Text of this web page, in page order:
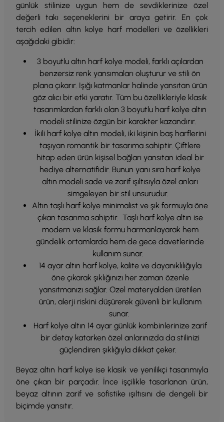
günlük stilinize uygun hem de sevdiklerinize özel
değerli takı seçeneklerini bir araya getirir. En çok
tercih edilen altın kolye harf modelleri ve özellikleri
aşağıdaki gibidir:
3 boyutlu altın harf kolye modeli, farklı açılardan
benzersiz renk yansımaları oluşturur ve stili ön
plana çıkarır. Işığı katmanlar halinde yansıtan ürün
göz alıcı bir etki yaratır. Tüm bu özellikleriyle klasik
tasarımlardan farklı olan 3 boyutlu harf kolye altın
modeli stilinize özgün bir karakter kazandırır.
İkili harf kolye altın modeli, iki kişinin baş harflerini
taşıyan romantik bir tasarıma sahiptir. Çiftlere
hitap eden ürün kişisel bağları yansıtan ideal bir
hediye alternatifidir. Bunun yanı sıra harf kolye
altın modeli sade ve zarif ışıltısıyla özel anları
simgeleyen bir stil unsurudur.
Altın taşlı harf kolye minimalist ve şık formuyla öne
çıkan tasarıma sahiptir. Taşlı harf kolye altın ise
modern ve klasik formu harmanlayarak hem
gündelik ortamlarda hem de gece davetlerinde
kullanım sunar.
14 ayar altın harf kolye, kalite ve dayanıklılığıyla
öne çıkarak şıklığınızı her zaman özenle
yansıtmanızı sağlar. Özel materyalden üretilen
ürün, alerji riskini düşürerek güvenli bir kullanım
sunar.
Harf kolye altın 14 ayar günlük kombinlerinize zarif
bir detay katarken özel anlarınızda da stilinizi
güçlendiren şıklığıyla dikkat çeker.
Beyaz altın harf kolye ise klasik ve yenilikçi tasarımıyla
öne çıkan bir parçadır. İnce işçilikle tasarlanan ürün,
beyaz altının zarif ve sofistike ışıltısını de dengeli bir
biçimde yansıtır.